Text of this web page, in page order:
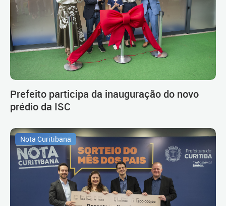
Prefeito participa da inauguração do novo
prédio da ISC
Nota Curitibana